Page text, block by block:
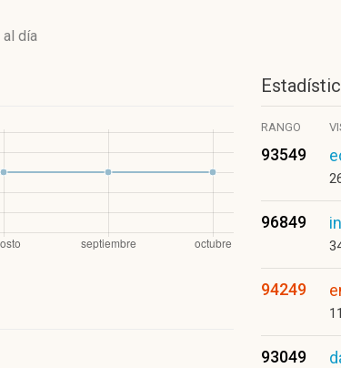
al día
RANGO
93549
96849
94249
93049